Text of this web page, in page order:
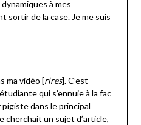
à mes
sortir de la case. Je me suis
ma vidéo [rires]. C’est
qui s’ennuie à la fac
dans le principal
cherchait un sujet d’article,